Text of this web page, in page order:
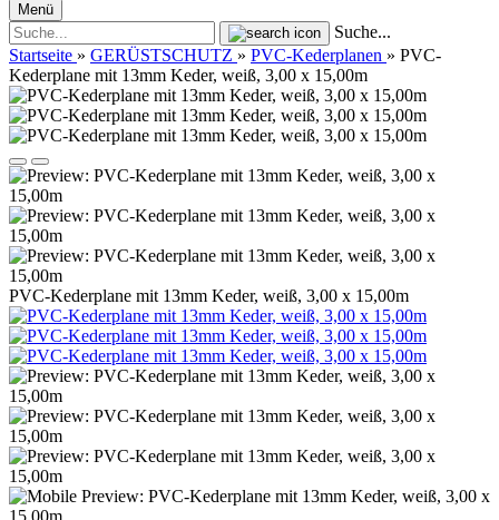
Menü
Suche...
Startseite » GERÜSTSCHUTZ » PVC-Kederplanen » PVC-
Kederplane mit 13mm Keder, weiß, 3,00 x 15,00m
PVC-Kederplane mit 13mm Keder, weiß, 3,00 x 15,00m